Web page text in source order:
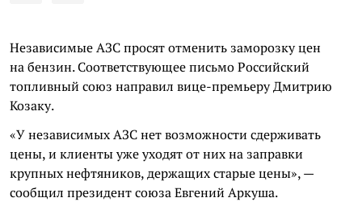
Независимые АЗС просят отменить заморозку цен
на бензин. Соответствующее письмо Российский
топливный союз направил вице-премьеру Дмитрию
Козаку.
«У независимых АЗС нет возможности сдерживать
цены, и клиенты уже уходят от них на заправки
крупных нефтяников, держащих старые цены», —
сообщил президент союза Евгений Аркуша.